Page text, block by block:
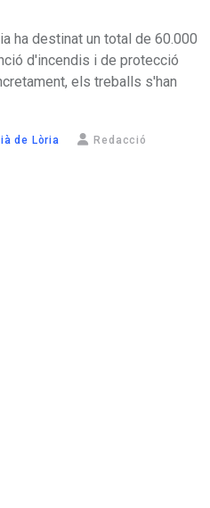
ha destinat un total de 60.000
d'incendis i de protecció
els treballs s'han
de Lòria Redacció